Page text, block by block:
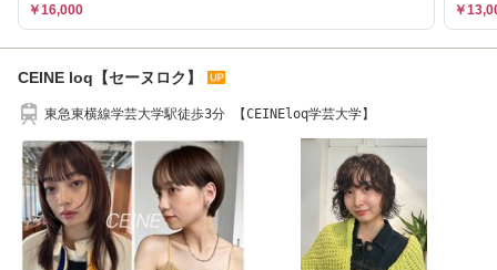
￥16,000 ￥
CEINE loq【セーヌロク】
東急東横線学芸大学駅徒歩3分 【CEINEloq学芸大学】